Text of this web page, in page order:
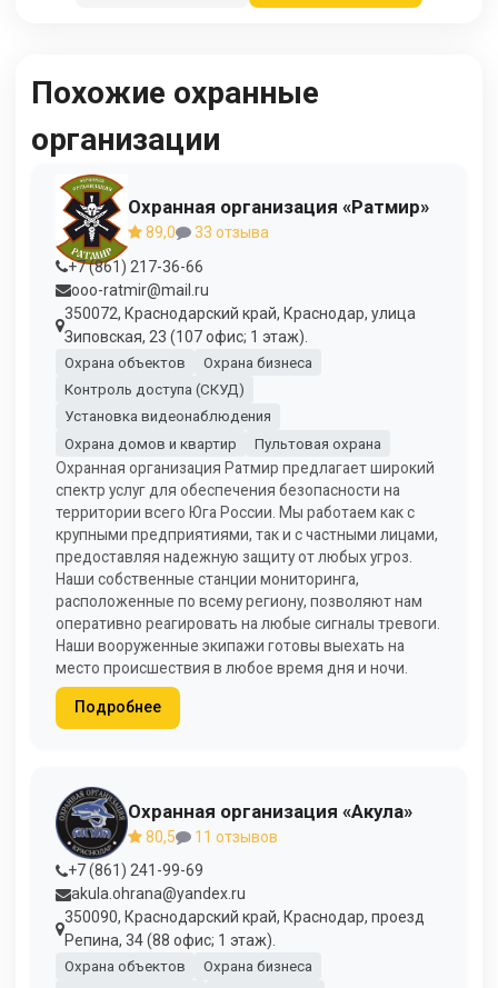
Похожие охранные
организации
Охранная организация «Ратмир»
89,0
33 отзыва
+7 (861) 217-36-66
ooo-ratmir@mail.ru
350072, Краснодарский край, Краснодар, улица
Зиповская, 23 (107 офис; 1 этаж).
Охрана объектов
Охрана бизнеса
Контроль доступа (СКУД)
Установка видеонаблюдения
Охрана домов и квартир
Пультовая охрана
Охранная организация Ратмир предлагает широкий
спектр услуг для обеспечения безопасности на
территории всего Юга России. Мы работаем как с
крупными предприятиями, так и с частными лицами,
предоставляя надежную защиту от любых угроз.
Наши собственные станции мониторинга,
расположенные по всему региону, позволяют нам
оперативно реагировать на любые сигналы тревоги.
Наши вооруженные экипажи готовы выехать на
место происшествия в любое время дня и ночи.
Подробнее
Охранная организация «Акула»
80,5
11 отзывов
+7 (861) 241-99-69
akula.ohrana@yandex.ru
350090, Краснодарский край, Краснодар, проезд
Репина, 34 (88 офис; 1 этаж).
Охрана объектов
Охрана бизнеса